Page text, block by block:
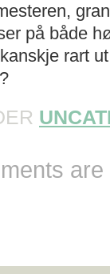
på både
rart